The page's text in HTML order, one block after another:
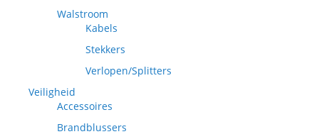
Walstroom
Kabels
Stekkers
Verlopen/Splitters
Veiligheid
Accessoires
Brandblussers